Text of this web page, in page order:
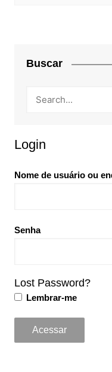
Buscar
Login
Nome de usuário ou
Senha
Lost Password?
Lembrar-me